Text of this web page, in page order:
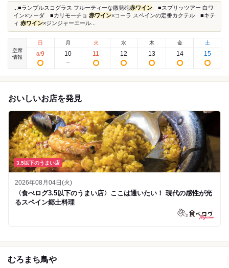
...■ランブルスコグラス フルーティーな微発砲赤ワイン ■スプリッツアー 白ワ
イン×ソーダ ■カリモーチョ 赤ワイン×コーラ スペインの定番カクテル ■キテ
ィ 赤ワイン×ジンジャーエール...
空席
情報
日
8/9
月
10
火
11
水
12
木
13
金
14
土
15
おいしいお店を発見
3.5以下のうまい店
2026年08月04日(火)
〈食べログ3.5以下のうまい店〉ここは通いたい！ 現代の感性が光
るスペイン郷土料理
むろまち鳥や